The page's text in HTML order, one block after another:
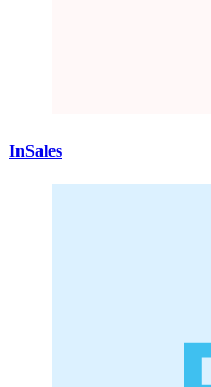
InSales